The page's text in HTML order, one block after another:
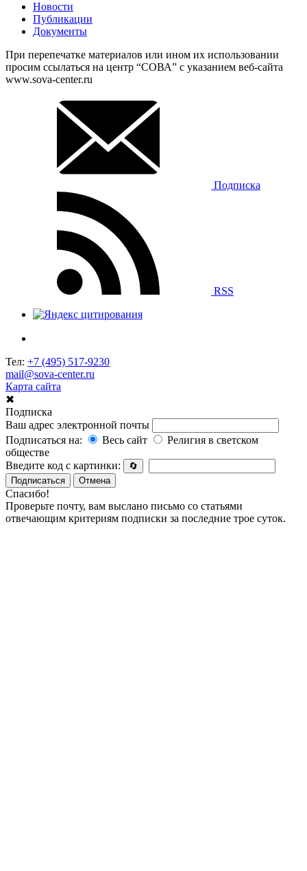
Новости
Публикации
Документы
При перепечатке материалов или ином их использовании
просим ссылаться на центр “СОВА” с указанием веб-сайта
www.sova-center.ru
Подписка
RSS
Тел: +7 (495) 517-9230
mail@sova-center.ru
Карта сайта
✖
Подписка
Ваш адрес электронной почты
Подписаться на:
Весь сайт
Религия в светском
обществе
Введите код с картинки:
🔄
Подписаться
Отмена
Спасибо!
Проверьте почту, вам выслано письмо со статьями
отвечающим критериям подписки за последние трое суток.